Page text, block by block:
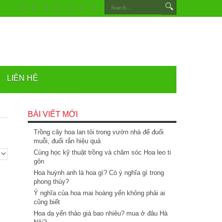
LIÊN HỆ
BÀI VIẾT MỚI
Trồng cây hoa lan tỏi trong vườn nhà để đuổi
muỗi, đuổi rắn hiệu quả
Cùng học kỹ thuật trồng và chăm sóc Hoa leo ti
gôn
Hoa huỳnh anh là hoa gì? Có ý nghĩa gì trong
phong thủy?
Ý nghĩa của hoa mai hoàng yến không phải ai
cũng biết
Hoa dạ yến thảo giá bao nhiêu? mua ở đâu Hà